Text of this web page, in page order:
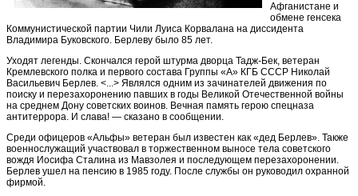
Афганистане и
обмене генсека
Коммунистической партии Чили Луиса Корвалана на диссидента
Владимира Буковского. Берлеву было 85 лет.
Уходят легенды. Скончался герой штурма дворца Тадж-Бек, ветеран
Кремлевского полка и первого состава Группы «А» КГБ СССР Николай
Васильевич Берлев. <...> Являлся одним из зачинателей движения по
поиску и перезахоронению павших в годы Великой Отечественной войны
на среднем Дону советских воинов. Вечная память герою спецназа
антитеррора. И слава! — сказано в сообщении.
Среди офицеров «Альфы» ветеран был известен как «дед Берлев». Также
военнослужащий участвовал в торжественном выносе тела советского
вождя Иосифа Сталина из Мавзолея и последующем перезахоронении.
Берлев ушел на пенсию в 1985 году. После службы он руководил охранной
фирмой.